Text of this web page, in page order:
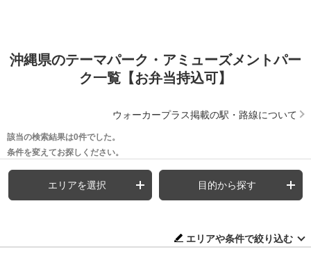
沖縄県のテーマパーク・アミューズメントパー
ク一覧【お弁当持込可】
ウォーカープラス掲載の駅・路線について
該当の検索結果は0件でした。
条件を変えてお探しください。
エリアを選択 目的から探す
エリアや条件で絞り込む